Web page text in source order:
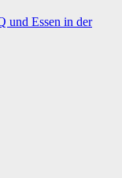
und Essen in der